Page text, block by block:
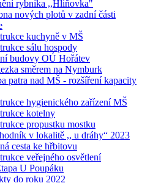
rybníka ,,Hliňovka"
nových plotů v zadní části
kuchyně v MŠ
sálu hospody
budovy OÚ Hořátev
směrem na Nymburk
patra nad MŠ - rozšíření kapacity
hygienického zařízení MŠ
kotelny
propustku mostku
v lokalitě ,, u dráhy“ 2023
cesta ke hřbitovu
veřejného osvětlení
U Poupáku
do roku 2022